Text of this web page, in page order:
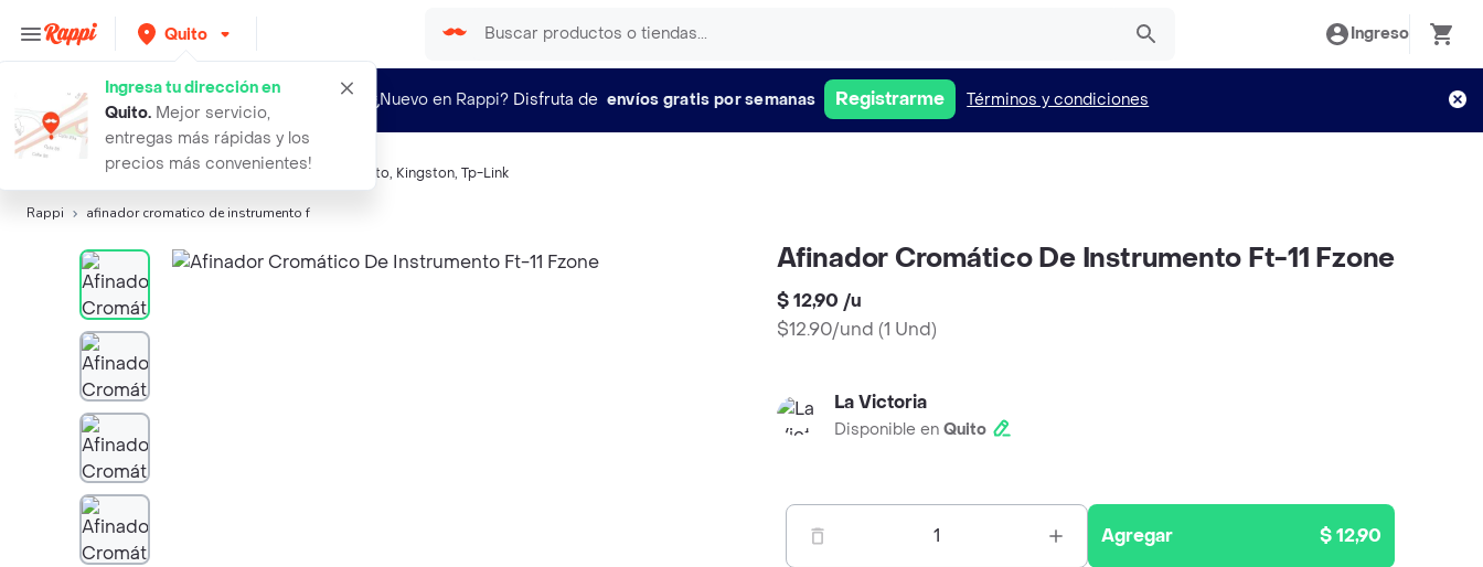
Quito
Ingresa tu dirección en
Quito. Mejor servicio,
entregas más rápidas y los
precios más convenientes!
Ingreso
¿Nuevo en Rappi? Disfruta de envíos gratis por semanas Registrarme Términos y condiciones
Búsquedas relacionadas: Accesorios para instrumento, Kingston, Tp-Link
Rappi afinador cromatico de instrumento f
Afinador Cromático De Instrumento Ft-11 Fzone
$ 12,90 /u
$12.90/und (1 Und)
La Victoria
Disponible en Quito
1 Agregar $ 12,90